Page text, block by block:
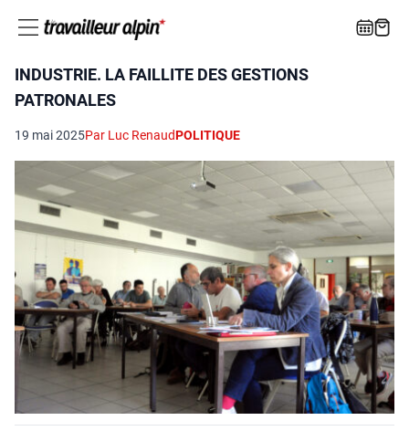
INDUSTRIE. LA FAILLITE DES GESTIONS
PATRONALES
19 mai 2025Par Luc RenaudPOLITIQUE